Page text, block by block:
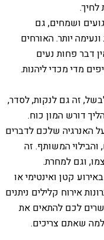
לחיך.
ושמחים, גם
יותר. האורחים
דבר פחות נעים
מדי מכדי ליהנות.
זה גם לנקות, לסדר,
דורש המון כוח.
האנרגיה שלכם לדברים
המשותף. זה
וגם למחרת.
קטן ואינטימי או
אירוח קלילים ניתנים
לכם להתאים את
שאתם צריכים.